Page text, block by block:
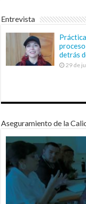
Entrevista
detrás
29 de
Aseguramiento de la